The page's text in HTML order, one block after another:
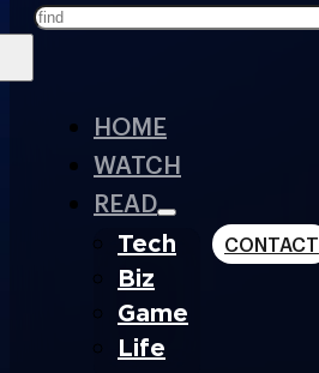
HOME
WATCH
READ
Tech
Biz
Game
Life
CONTACT